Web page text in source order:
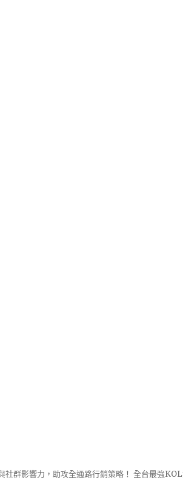
群影響力，助攻全通路行銷策略！ 全台最強